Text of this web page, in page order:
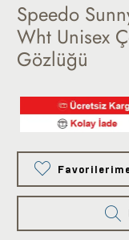
Speedo
Wht Unisex
Gözlüğü